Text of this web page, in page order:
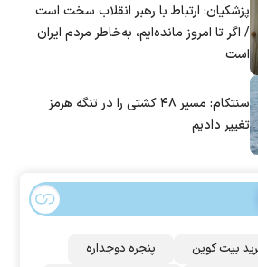
پزشکیان: ارتباط با رهبر انقلاب سخت است
/ اگر تا امروز مانده‌ایم، به‌خاطر مردم ایران
است
سنتکام: مسیر ۴۸ کشتی را در تنگه هرمز
تغییر دادیم
بیت کوین پنجره دوجداره